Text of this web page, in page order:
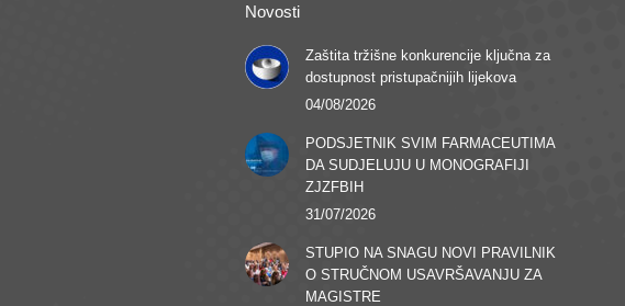
Novosti
Zaštita tržišne konkurencije ključna za
dostupnost pristupačnijih lijekova
04/08/2026
PODSJETNIK SVIM FARMACEUTIMA
DA SUDJELUJU U MONOGRAFIJI
ZJZFBIH
31/07/2026
STUPIO NA SNAGU NOVI PRAVILNIK
O STRUČNOM USAVRŠAVANJU ZA
MAGISTRE